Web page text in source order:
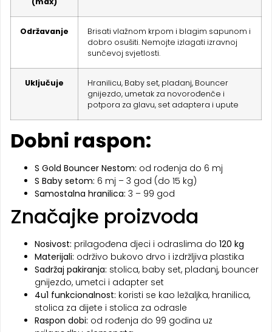
Održavanje
Brisati vlažnom krpom i blagim sapunom i
dobro osušiti. Nemojte izlagati izravnoj
sunčevoj svjetlosti.
Uključuje
Hranilicu, Baby set, pladanj, Bouncer
gnijezdo, umetak za novorođenče i
potpora za glavu, set adaptera i upute
Dobni raspon:
S Gold Bouncer Nestom: od rođenja do 6 mj
S Baby setom: 6 mj – 3 god (do 15 kg)
Samostalna hranilica: 3 – 99 god
Značajke proizvoda
Nosivost: prilagođena djeci i odraslima do 120 kg
Materijali: održivo bukovo drvo i izdržljiva plastika
Sadržaj pakiranja: stolica, baby set, pladanj, bouncer
gnijezdo, umetci i adapter set
4u1 funkcionalnost: koristi se kao ležaljka, hranilica,
stolica za dijete i stolica za odrasle
Raspon dobi: od rođenja do 99 godina uz